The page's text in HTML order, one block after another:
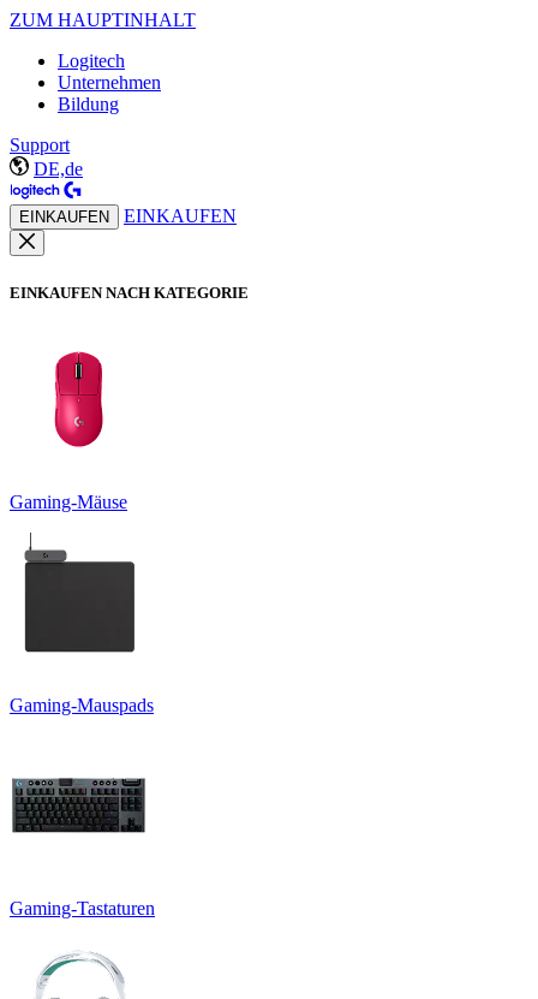
ZUM HAUPTINHALT
Logitech
Unternehmen
Bildung
Support
DE,de
EINKAUFEN EINKAUFEN
EINKAUFEN NACH KATEGORIE
Gaming-Mäuse
Gaming-Mauspads
Gaming-Tastaturen